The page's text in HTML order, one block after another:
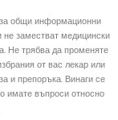
общи информационни
не заместват медицински
Не трябва да променяте
от вас лекар или
и препоръка. Винаги се
имате въпроси относно